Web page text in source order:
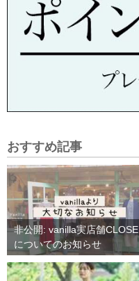
おすすめ記事
非公開: vanilla実店舗CLOSE
についてのお知らせ